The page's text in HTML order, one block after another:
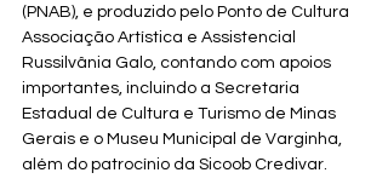
(PNAB), e produzido pelo Ponto de Cultura
Associação Artística e Assistencial
Russilvânia Galo, contando com apoios
importantes, incluindo a Secretaria
Estadual de Cultura e Turismo de Minas
Gerais e o Museu Municipal de Varginha,
além do patrocínio da Sicoob Credivar.